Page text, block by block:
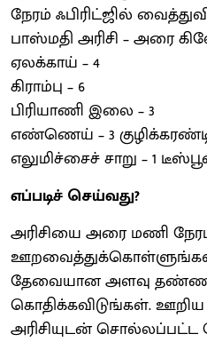
நேரம் ஃபிரிட்ஜில்
பாஸ்மதி அரிசி – அரை
ஏலக்காய் – 4
கிராம்பு – 6
பிரியாணி இலை – 3
எண்ணெய் – 3
எலுமிச்சைச் சாறு – 1
எப்படிச் செய்வது?
அரிசியை அரை மணி
ஊறவைத்துக்கொள்ளுங்கள்.
தேவையான அளவு
கொதிக்கவிடுங்கள்.
அரிசியுடன்